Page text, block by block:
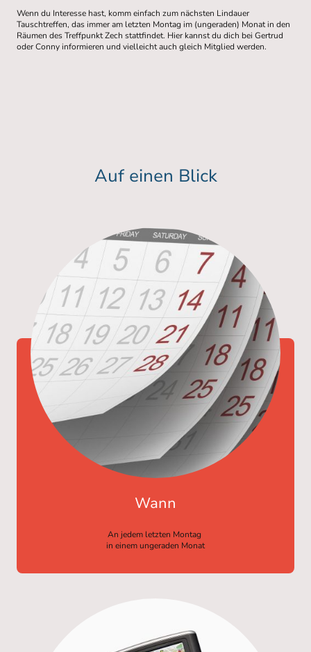
Wenn du Interesse hast, komm einfach zum nächsten Lindauer
Tauschtreffen, das immer am letzten Montag im (ungeraden) Monat in den
Räumen des Treffpunkt Zech stattfindet. Hier kannst du dich bei Gertrud
oder Conny informieren und vielleicht auch gleich Mitglied werden.
Auf einen Blick
Wann
An jedem letzten Montag
in einem ungeraden Monat